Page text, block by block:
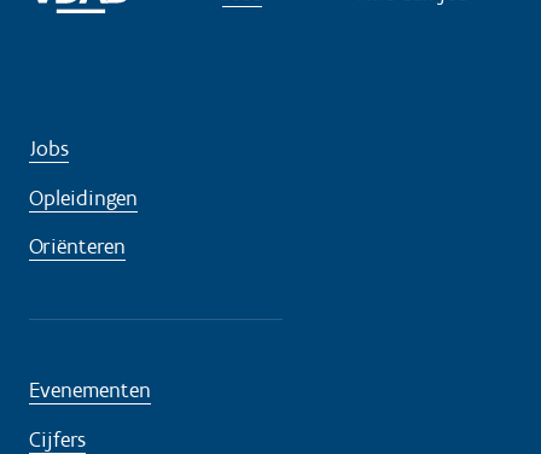
Jobs
Opleidingen
Oriënteren
Evenementen
Cijfers